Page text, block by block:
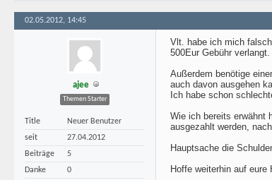
02.05.2012, 14:45
ajee
Themen Starter
Title
Neuer Benutzer
seit
27.04.2012
Beiträge
5
Danke
0
Vlt. habe ich mich
500Eur Gebühr verlangt.
Außerdem benötige
auch davon ausgehen
Ich habe schon
Wie ich bereits erwähnt
ausgezahlt werden,
Hauptsache die
Hoffe weiterhin auf eure